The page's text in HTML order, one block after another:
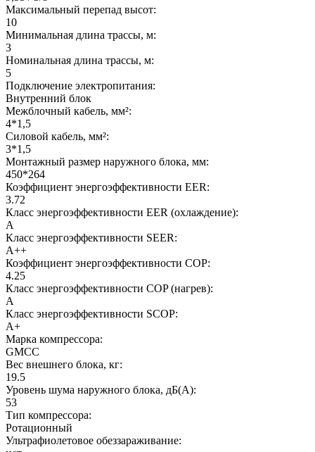
Максимальный перепад высот:
10
Минимальная длина трассы, м:
3
Номинальная длина трассы, м:
5
Подключение электропитания:
Внутренний блок
Межблочный кабель, мм²:
4*1,5
Силовой кабель, мм²:
3*1,5
Монтажный размер наружного блока, мм:
450*264
Коэффициент энергоэффективности EER:
3.72
Класс энергоэффективности EER (охлаждение):
A
Класс энергоэффективности SEER:
A++
Коэффициент энергоэффективности COP:
4.25
Класс энергоэффективности COP (нагрев):
A
Класс энергоэффективности SCOP:
A+
Марка компрессора:
GMCC
Вес внешнего блока, кг:
19.5
Уровень шума наружного блока, дБ(А):
53
Тип компрессора:
Ротационный
Ультрафиолетовое обеззараживание: